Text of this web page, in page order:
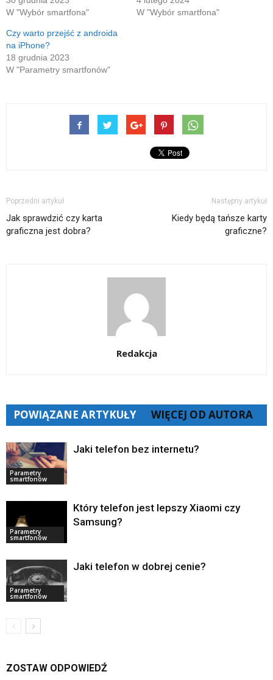
W "Wybór smartfona"
W "Wybór smartfona"
Czy warto przejść z androida
na iPhone?
18 grudnia 2023
W "Parametry smartfonów"
Poprzedni artykuł
Jak sprawdzić czy karta
graficzna jest dobra?
Następny artykuł
Kiedy będą tańsze karty
graficzne?
Redakcja
POWIĄZANE ARTYKUŁY WIĘCEJ OD AUTORA
Parametry
smartfonów
Jaki telefon bez internetu?
Parametry
smartfonów
Który telefon jest lepszy Xiaomi czy
Samsung?
Parametry
smartfonów
Jaki telefon w dobrej cenie?
ZOSTAW ODPOWIEDŹ